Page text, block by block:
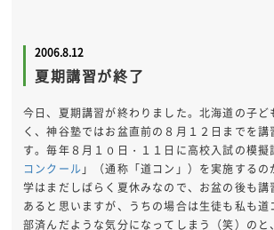
2006.8.12
夏期講習が終了
今日、夏期講習が終わりました。北海道の子ど
く、神谷塾ではお盆直前の８月１２日までを講
す。毎年８月１０日・１１日に高校入試の模擬
コンクール 」（通称「道コン」）を実施する
学はまだしばらく夏休みなので、お盆の後も講
あると思いますが、うちの場合は生徒も私も
部済んだような気分になってしまう（笑）のと